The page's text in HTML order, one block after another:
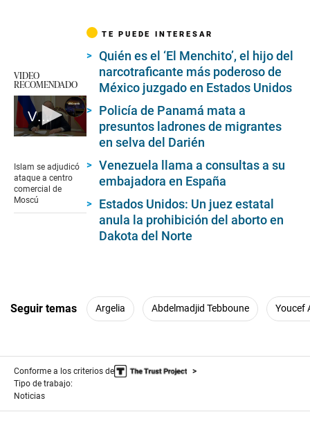
VIDEO
RECOMENDADO
Vladimir Putin acepta ataque a centro comercial por parte del islamismo radical
of
1
minute,
21
Islam se adjudicó
ataque a centro
comercial de
Moscú
TE PUEDE INTERESAR
Quién es el ‘El Menchito’, el hijo del
narcotraficante más poderoso de
México juzgado en Estados Unidos
Policía de Panamá mata a
presuntos ladrones de migrantes
en selva del Darién
Venezuela llama a consultas a su
embajadora en España
Estados Unidos: Un juez estatal
anula la prohibición del aborto en
Dakota del Norte
Seguir temas Argelia Abdelmadjid Tebboune Youcef
Conforme a los criterios de
Tipo de trabajo:
Noticias